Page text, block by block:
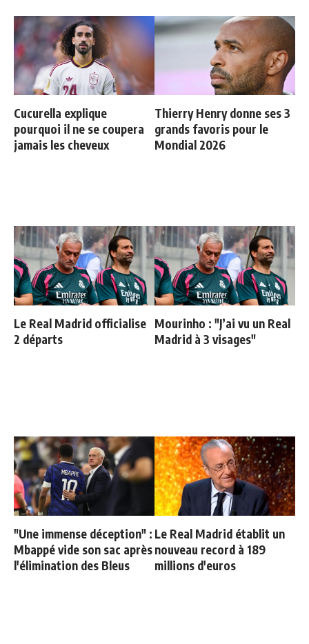
Cucurella explique
pourquoi il ne se coupera
jamais les cheveux
Thierry Henry donne ses 3
grands favoris pour le
Mondial 2026
Le Real Madrid officialise
2 départs
Mourinho : "J’ai vu un Real
Madrid à 3 visages"
"Une immense déception" :
Mbappé vide son sac après
l'élimination des Bleus
Le Real Madrid établit un
nouveau record à 189
millions d'euros